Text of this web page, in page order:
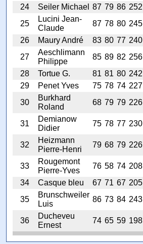
24
Seiler Michael 87 79 86 252
25
Lucini Jean-
Claude
87 78 80 245
26
Maury André 83 80 77 240
27
Aeschlimann
Philippe
85 89 82 256
28
Tortue G. 81 81 80 242
29
Penet Yves 75 78 74 227
30
Burkhard
Roland
68 79 79 226
31
Demianow
Didier
75 78 77 230
32
Heizmann
Pierre-Henri
79 68 79 226
33
Rougemont
Pierre-Yves
76 58 74 208
34
Casque bleu 67 71 67 205
35
Brunschweiler
Luis
86 73 84 243
36
Ducheveu
Ernest
74 65 59 198